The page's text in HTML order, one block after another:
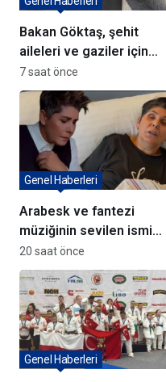
Bakan Göktaş, şehit
aileleri ve gaziler için
yeni haklar sunuyor
7 saat önce
Arabesk ve fantezi
müziğinin sevilen ismi
Cansever Hayatını
Kaybetti
Genel Haberleri
20 saat önce
Genel Haberleri